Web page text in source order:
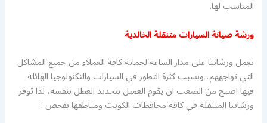
المناسب لها.
ورشة صيانة السيارات متنقلة الخالدية
تعمل ورشاتنا على مدار الساعة لحماية كافة العملاء من جميع المشاكل
التي تواجههم، وبسبب كثرة التطور في السيارات والتكنولوجيا الهائلة
فيها اصبح من الصعب ان يقوم العميل بتحديد العطل بنفسه، لذا توفر
ورشاتنا المتنقلة في كافة محافظات الكويت ومناطقها بفحص :